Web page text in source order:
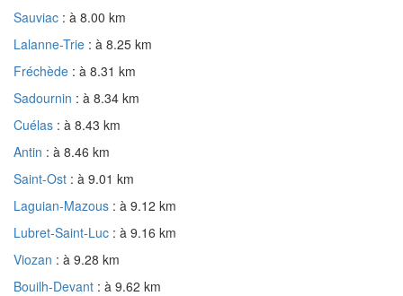
Sauviac : à 8.00 km
Lalanne-Trie : à 8.25 km
Fréchède : à 8.31 km
Sadournin : à 8.34 km
Cuélas : à 8.43 km
Antin : à 8.46 km
Saint-Ost : à 9.01 km
Laguian-Mazous : à 9.12 km
Lubret-Saint-Luc : à 9.16 km
Viozan : à 9.28 km
Bouilh-Devant : à 9.62 km